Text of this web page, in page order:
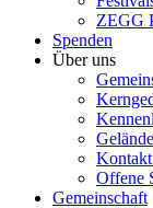
ZEGG
Spenden
Über uns
Offene
Gemeinschaft